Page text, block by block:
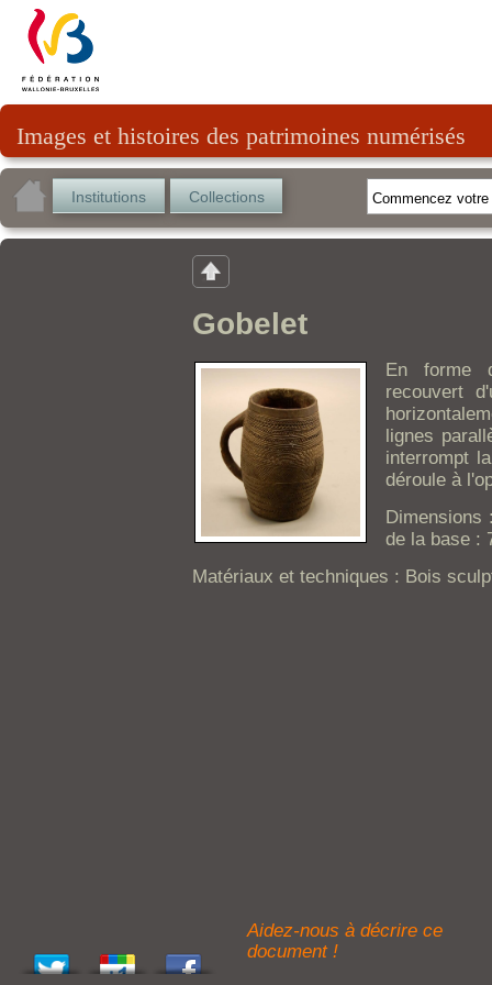
Images et histoires des patrimoines numérisés
Institutions Collections
Gobelet
En forme
recouvert
lignes
interrompt
déroule à
Dimensions
de la base :
Matériaux et techniques : Bois
Aidez-nous à décrire ce
document !